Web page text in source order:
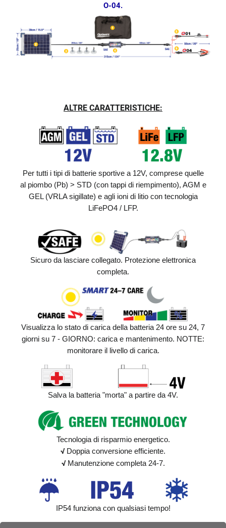
O-04.
ALTRE CARATTERISTICHE:
Per tutti i tipi di batterie sportive a 12V, comprese quelle
al piombo (Pb) > STD (con tappi di riempimento), AGM e
GEL (VRLA sigillate) e agli ioni di litio con tecnologia
LiFePO4 / LFP.
Sicuro da lasciare collegato. Protezione elettronica
completa.
Visualizza lo stato di carica della batteria 24 ore su 24, 7
giorni su 7 - GIORNO: carica e mantenimento. NOTTE:
monitorare il livello di carica.
Salva la batteria "morta" a partire da 4V.
Tecnologia di risparmio energetico.
√Doppia conversione efficiente.
√Manutenzione completa 24-7.
IP54 funziona con qualsiasi tempo!